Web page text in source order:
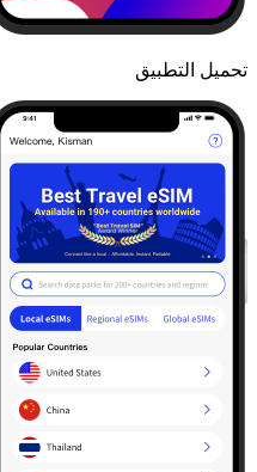
تحميل التطبيق